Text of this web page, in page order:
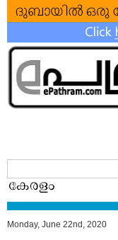
Monday, June 22nd, 2020